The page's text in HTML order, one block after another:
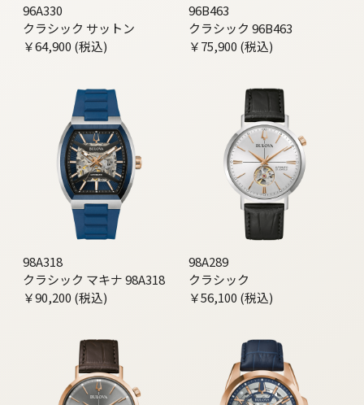
96A330
クラシック サットン
￥64,900 (税込)
96B463
クラシック 96B463
￥75,900 (税込)
98A318
クラシック マキナ 98A318
￥90,200 (税込)
98A289
クラシック
￥56,100 (税込)